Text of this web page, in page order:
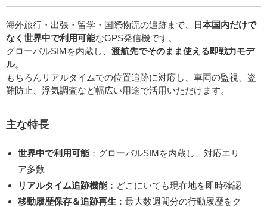
海外旅行・出張・留学・国際物流の追跡まで、
日本国内だけで
なく世界中で利用可能なGPS発信機です。
グローバルSIMを内蔵し、 渡航先でそのまま使える即戦力モデ
ル。
もちろんリアルタイムでの位置追跡に対応し、車両の監視、盗
難防止、浮気調査など幅広い用途で活用いただけます。
主な特長
世界中で利用可能：グローバルSIMを内蔵し、対応エリ
ア多数
リアルタイム追跡機能：どこにいても現在地を即時確認
移動履歴保存＆追跡再生 ：最大数週間分の行動履歴をク